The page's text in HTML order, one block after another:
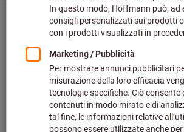
Vor- und Nachteile der
Vakuumspannplatte
Ein großer Vorteil der
dass sich das Werkstück problemlos
bearbeitenlässt, ohne dass Bestandteile
Spannvorrichtung den Zugang
Außerdem sind ein
schnellerer Wechsel